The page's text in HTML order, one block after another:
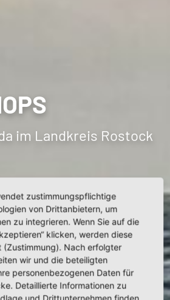
im Landkreis Rostock
zustimmungspflichtige
von Drittanbietern, um
zu integrieren. Wenn Sie auf die
klicken, werden diese
(Zustimmung). Nach erfolgter
wir und die beteiligten
personenbezogenen Daten für
Detaillierte Informationen zu
und Drittunternehmen finden